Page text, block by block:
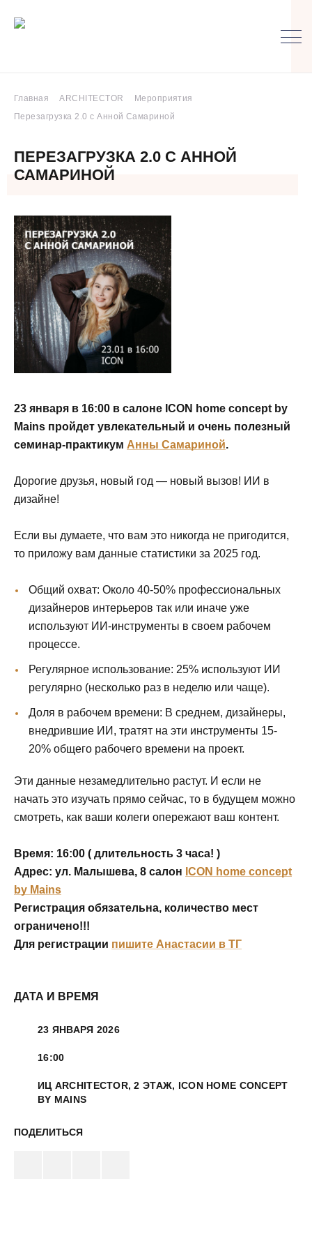
Главная ARCHITECTOR
Мероприятия
Перезагрузка 2.0 с Анной Самариной
ПЕРЕЗАГРУЗКА 2.0 С АННОЙ
САМАРИНОЙ
23 января в 16:00 в салоне ICON home concept by
Mains пройдет увлекательный и очень полезный
семинар-практикум Анны Самариной.
Дорогие друзья, новый год — новый вызов! ИИ в
дизайне!
Если вы думаете, что вам это никогда не пригодится,
то приложу вам данные статистики за 2025 год.
Общий охват: Около 40-50% профессиональных
дизайнеров интерьеров так или иначе уже
используют ИИ-инструменты в своем рабочем
процессе.
Регулярное использование: 25% используют ИИ
регулярно (несколько раз в неделю или чаще).
Доля в рабочем времени: В среднем, дизайнеры,
внедрившие ИИ, тратят на эти инструменты 15-
20% общего рабочего времени на проект.
Эти данные незамедлительно растут. И если не
начать это изучать прямо сейчас, то в будущем можно
смотреть, как ваши колеги опережают ваш контент.
Время: 16:00 ( длительность 3 часа! )
Адрес: ул. Малышева, 8 салон ICON home concept
by Mains
Регистрация обязательна, количество мест
ограничено!!!
Для регистрации пишите Анастасии в ТГ
ДАТА И ВРЕМЯ
23 ЯНВАРЯ 2026
16:00
ИЦ ARCHITECTOR, 2 ЭТАЖ, ICON HOME CONCEPT
BY MAINS
ПОДЕЛИТЬСЯ